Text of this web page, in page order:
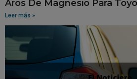
Aros De Magnesio Para
Leer más »